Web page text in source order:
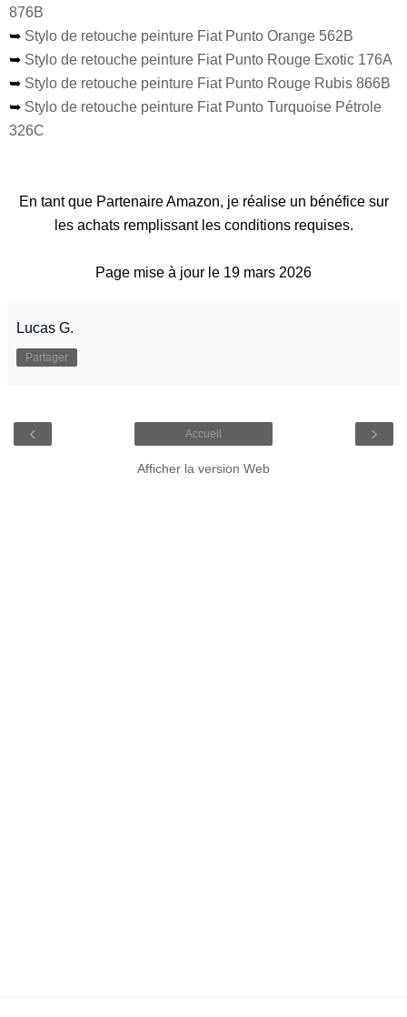
876B
➥ Stylo de retouche peinture Fiat Punto Orange 562B
➥ Stylo de retouche peinture Fiat Punto Rouge Exotic 176A
➥ Stylo de retouche peinture Fiat Punto Rouge Rubis 866B
➥ Stylo de retouche peinture Fiat Punto Turquoise Pétrole
326C
En tant que Partenaire Amazon, je réalise un bénéfice sur
les achats remplissant les conditions requises.
Page mise à jour le 19 mars 2026
Lucas G.
Partager
‹ ›
Accueil
Afficher la version Web